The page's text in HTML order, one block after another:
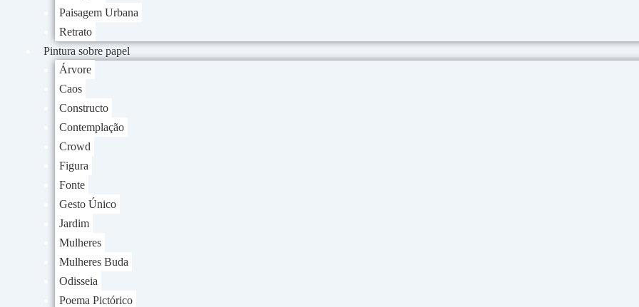
Paisagem Urbana
Retrato
Pintura sobre papel
Árvore
Caos
Constructo
Contemplação
Crowd
Figura
Fonte
Gesto Único
Jardim
Mulheres
Mulheres Buda
Odisseia
Poema Pictórico